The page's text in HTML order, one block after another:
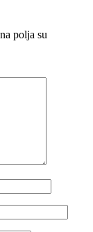
polja su